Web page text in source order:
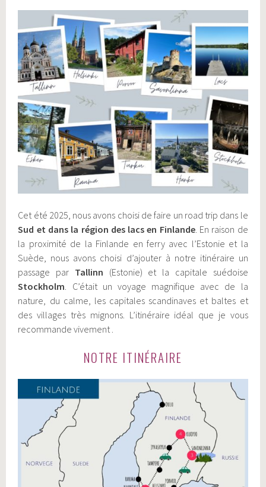
Cet été 2025, nous avons choisi de faire un road trip dans le
Sud et dans la région des lacs en Finlande. En raison de
la proximité de la Finlande en ferry avec l’Estonie et la
Suède, nous avons choisi d’ajouter à notre itinéraire un
passage par Tallinn (Estonie) et la capitale suédoise
Stockholm. C’était un voyage magnifique avec de la
nature, du calme, les capitales scandinaves et baltes et
des villages très mignons. L’itinéraire idéal que je vous
recommande vivement .
NOTRE ITINÉRAIRE